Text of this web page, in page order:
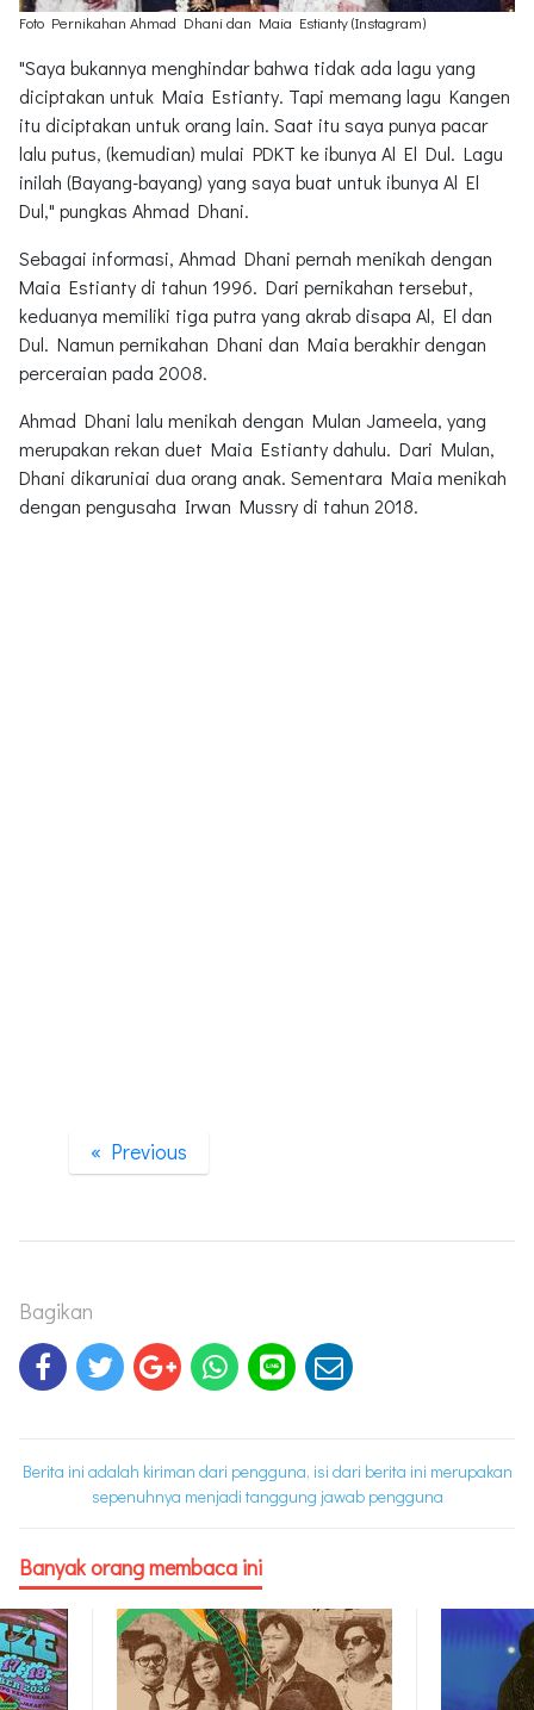
Foto Pernikahan Ahmad Dhani dan Maia Estianty (Instagram)
"Saya bukannya menghindar bahwa tidak ada lagu yang
diciptakan untuk Maia Estianty. Tapi memang lagu Kangen
itu diciptakan untuk orang lain. Saat itu saya punya pacar
lalu putus, (kemudian) mulai PDKT ke ibunya Al El Dul. Lagu
inilah (Bayang-bayang) yang saya buat untuk ibunya Al El
Dul," pungkas Ahmad Dhani.
Sebagai informasi, Ahmad Dhani pernah menikah dengan
Maia Estianty di tahun 1996. Dari pernikahan tersebut,
keduanya memiliki tiga putra yang akrab disapa Al, El dan
Dul. Namun pernikahan Dhani dan Maia berakhir dengan
perceraian pada 2008.
Ahmad Dhani lalu menikah dengan Mulan Jameela, yang
merupakan rekan duet Maia Estianty dahulu. Dari Mulan,
Dhani dikaruniai dua orang anak. Sementara Maia menikah
dengan pengusaha Irwan Mussry di tahun 2018.
« Previous
Bagikan
Berita ini adalah kiriman dari pengguna, isi dari berita ini merupakan
sepenuhnya menjadi tanggung jawab pengguna
Banyak orang membaca ini